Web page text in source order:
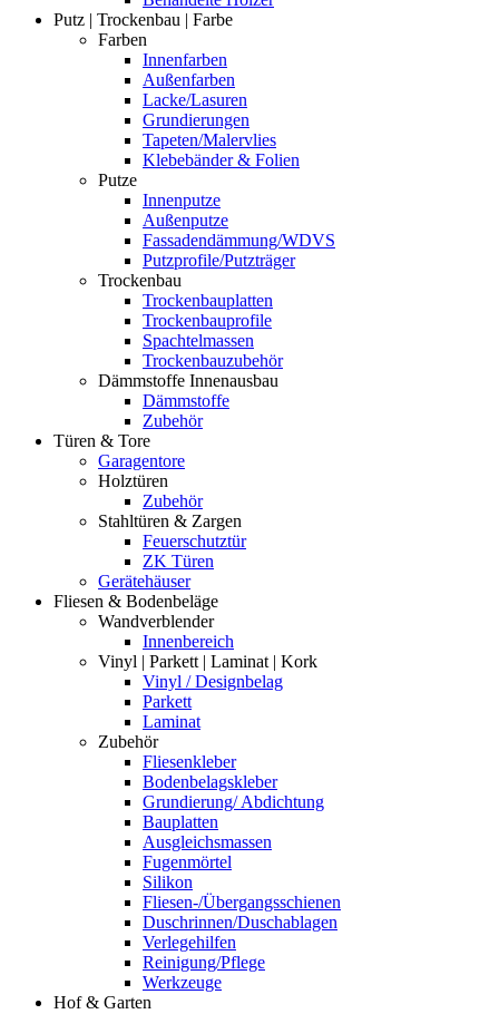
Putz | Trockenbau | Farbe
Farben
Innenfarben
Außenfarben
Lacke/Lasuren
Grundierungen
Tapeten/Malervlies
Klebebänder & Folien
Putze
Innenputze
Außenputze
Fassadendämmung/WDVS
Putzprofile/Putzträger
Trockenbau
Trockenbauplatten
Trockenbauprofile
Spachtelmassen
Trockenbauzubehör
Dämmstoffe Innenausbau
Dämmstoffe
Zubehör
Türen & Tore
Garagentore
Holztüren
Zubehör
Stahltüren & Zargen
Feuerschutztür
ZK Türen
Gerätehäuser
Fliesen & Bodenbeläge
Wandverblender
Innenbereich
Vinyl | Parkett | Laminat | Kork
Vinyl / Designbelag
Parkett
Laminat
Zubehör
Fliesenkleber
Bodenbelagskleber
Grundierung/ Abdichtung
Bauplatten
Ausgleichsmassen
Fugenmörtel
Silikon
Fliesen-/Übergangsschienen
Duschrinnen/Duschablagen
Verlegehilfen
Reinigung/Pflege
Werkzeuge
Hof & Garten